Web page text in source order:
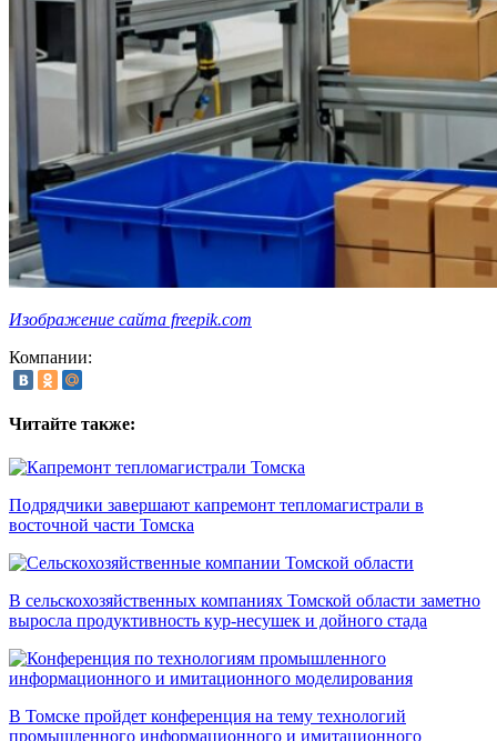
Изображение сайта freepik.com
Компании:
Читайте также:
Подрядчики завершают капремонт тепломагистрали в
восточной части Томска
В сельскохозяйственных компаниях Томской области заметно
выросла продуктивность кур-несушек и дойного стада
В Томске пройдет конференция на тему технологий
промышленного информационного и имитационного